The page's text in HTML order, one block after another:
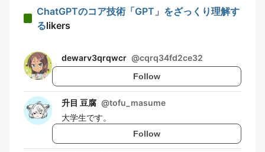
ChatGPTのコア技術「GPT」をざっくり理解す
るlikers
dewarv3qrqwcr @cqrq34fd2ce32
Follow
升目 豆腐 @tofu_masume
大学生です。
Follow